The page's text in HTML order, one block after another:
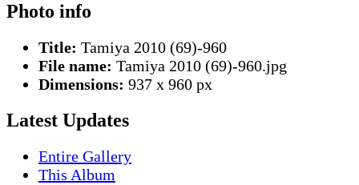
Photo info
Title: Tamiya 2010 (69)-960
File name: Tamiya 2010 (69)-960.jpg
Dimensions: 937 x 960 px
Latest Updates
Entire Gallery
This Album